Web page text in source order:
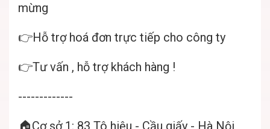
mừng
👉Hỗ trợ hoá đơn trực tiếp cho công ty
👉Tư vấn , hỗ trợ khách hàng !
-------------
🏠Cơ sở 1: 83 Tô hiệu - Cầu giấy - Hà Nội